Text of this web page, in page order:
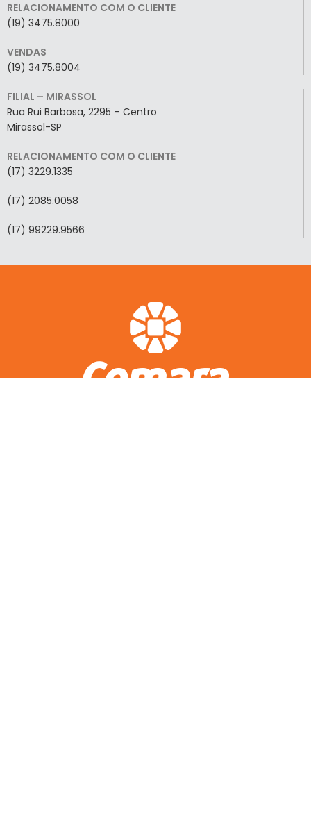
RELACIONAMENTO COM O CLIENTE
(19) 3475.8000
VENDAS
(19) 3475.8004
FILIAL – MIRASSOL
Rua Rui Barbosa, 2295 – Centro
Mirassol-SP
RELACIONAMENTO COM O CLIENTE
(17) 3229.1335
(17) 2085.0058
(17) 99229.9566